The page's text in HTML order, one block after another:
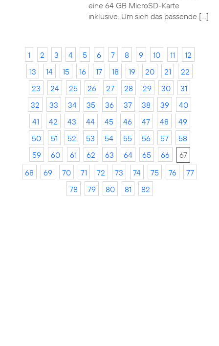
eine 64 GB MicroSD-Karte
inklusive. Um sich das passende […]
1 2 3 4 5 6 7 8 9 10 11
12
13
14 15 16 17 18 19 20 21
22
23
24 25 26 27 28 29 30
31
32
33 34 35 36 37 38 39
40
41
42 43 44 45 46 47 48
49
50
51 52 53 54 55 56 57
58
59
60 61 62 63 64 65 66
67
68
69 70 71 72 73 74 75 76
77
78
79 80 81 82